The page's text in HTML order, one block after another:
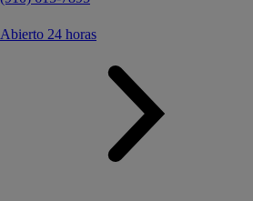
Abierto 24 horas